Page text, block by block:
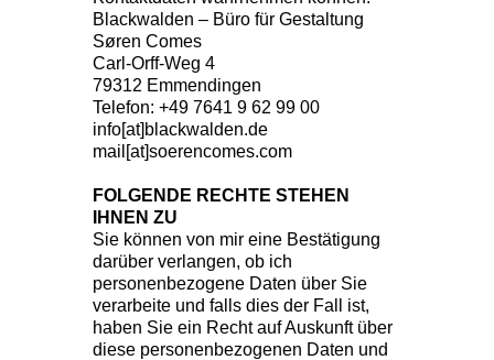
Blackwalden – Büro für Gestaltung
Søren Comes
Carl-Orff-Weg 4
79312 Emmendingen
Telefon: +49 7641 9 62 99 00
info[at]blackwalden.de
mail[at]soerencomes.com
FOLGENDE RECHTE STEHEN
IHNEN ZU
Sie können von mir eine Bestätigung
darüber verlangen, ob ich
personenbezogene Daten über Sie
verarbeite und falls dies der Fall ist,
haben Sie ein Recht auf Auskunft über
diese personenbezogenen Daten und